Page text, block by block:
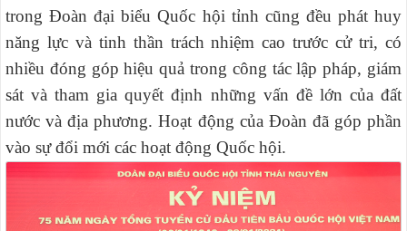
trong Đoàn đại biểu Quốc hội tỉnh cũng đều phát huy
năng lực và tinh thần trách nhiệm cao trước cử tri, có
nhiều đóng góp hiệu quả trong công tác lập pháp, giám
sát và tham gia quyết định những vấn đề lớn của đất
nước và địa phương. Hoạt động của Đoàn đã góp phần
vào sự đổi mới các hoạt động Quốc hội.